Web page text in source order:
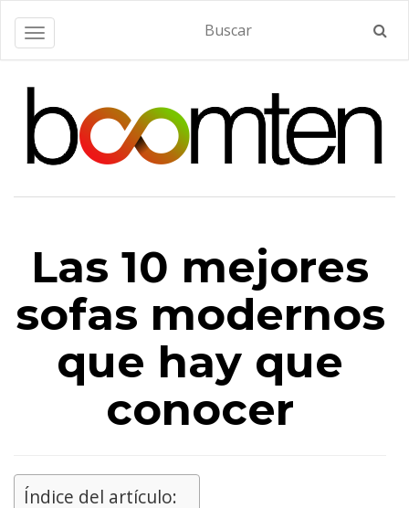
Alternar navegación
Las 10 mejores
sofas modernos
que hay que
conocer
Índice del artículo: